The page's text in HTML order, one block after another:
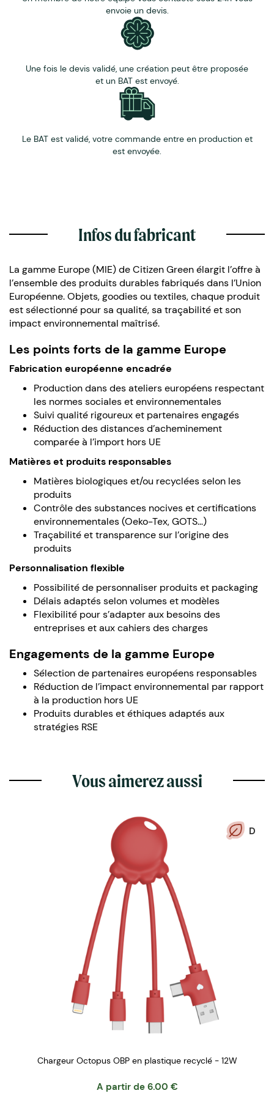
envoie un devis.
Une fois le devis validé, une création peut être proposée
et un BAT est envoyé.
Le BAT est validé, votre commande entre en production et
est envoyée.
Infos du fabricant
La gamme Europe (MIE) de Citizen Green élargit l’offre à
l’ensemble des produits durables fabriqués dans l’Union
Européenne. Objets, goodies ou textiles, chaque produit
est sélectionné pour sa qualité, sa traçabilité et son
impact environnemental maîtrisé.
Les points forts de la gamme Europe
Fabrication européenne encadrée
Production dans des ateliers européens respectant
les normes sociales et environnementales
Suivi qualité rigoureux et partenaires engagés
Réduction des distances d’acheminement
comparée à l’import hors UE
Matières et produits responsables
Matières biologiques et/ou recyclées selon les
produits
Contrôle des substances nocives et certifications
environnementales (Oeko-Tex, GOTS…)
Traçabilité et transparence sur l’origine des
produits
Personnalisation flexible
Possibilité de personnaliser produits et packaging
Délais adaptés selon volumes et modèles
Flexibilité pour s’adapter aux besoins des
entreprises et aux cahiers des charges
Engagements de la gamme Europe
Sélection de partenaires européens responsables
Réduction de l’impact environnemental par rapport
à la production hors UE
Produits durables et éthiques adaptés aux
stratégies RSE
Vous aimerez aussi
D
Chargeur Octopus OBP en plastique recyclé - 12W
A partir de 6.00 €